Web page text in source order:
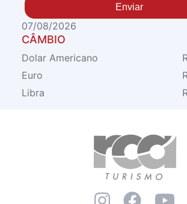
Enviar
07/08/2026
CÂMBIO
Dolar Americano
Euro
Libra